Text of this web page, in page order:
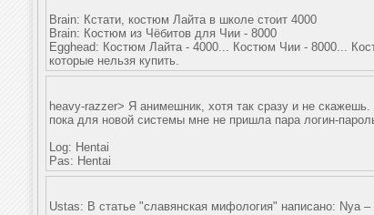
Brain: Кстати, костюм Лайта в школе стоит 4000
Brain: Костюм из Чёбитов для Чии - 8000
Egghead: Костюм Лайта - 4000... Костюм Чии - 8000...
которые нельзя купить.
heavy-razzer> Я анимешник, хотя так сразу и не
пока для новой системы мне не пришла пара логин-
Log: Hentai
Pas: Hentai
Ustas: В статье "славянская мифология" написано: Nya –